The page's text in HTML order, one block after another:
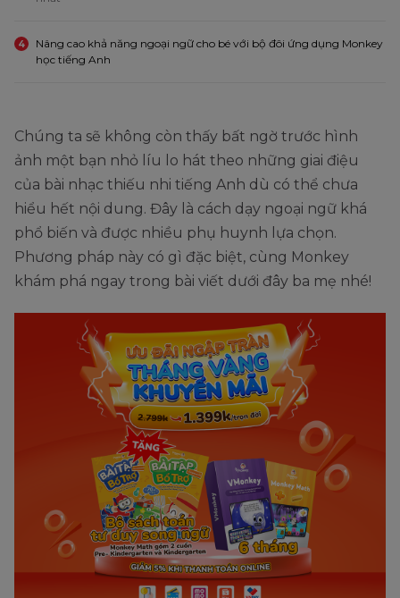
4
Nâng cao khả năng ngoại ngữ cho bé với bộ đôi ứng dụng Monkey
học tiếng Anh
Chúng ta sẽ không còn thấy bất ngờ trước hình
ảnh một bạn nhỏ líu lo hát theo những giai điệu
của bài nhạc thiếu nhi tiếng Anh dù có thể chưa
hiểu hết nội dung. Đây là cách dạy ngoại ngữ khá
phổ biến và được nhiều phụ huynh lựa chọn.
Phương pháp này có gì đặc biệt, cùng Monkey
khám phá ngay trong bài viết dưới đây ba mẹ nhé!